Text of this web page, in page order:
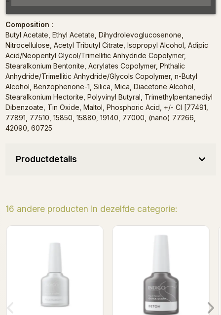
Composition :
Butyl Acetate, Ethyl Acetate, Dihydrolevoglucosenone,
Nitrocellulose, Acetyl Tributyl Citrate, Isopropyl Alcohol, Adipic
Acid/Neopentyl Glycol/Trimellitic Anhydride Copolymer,
Stearalkonium Bentonite, Acrylates Copolymer, Phthalic
Anhydride/Trimellitic Anhydride/Glycols Copolymer, n-Butyl
Alcohol, Benzophenone-1, Silica, Mica, Diacetone Alcohol,
Stearalkonium Hectorite, Polyvinyl Butyral, Trimethylpentanediyl
Dibenzoate, Tin Oxide, Maltol, Phosphoric Acid, +/- CI [77491,
77891, 77510, 15850, 15880, 19140, 77000, (nano) 77266,
42090, 60725
Productdetails
16 andere producten in dezelfde categorie:
Sicilian Orange -